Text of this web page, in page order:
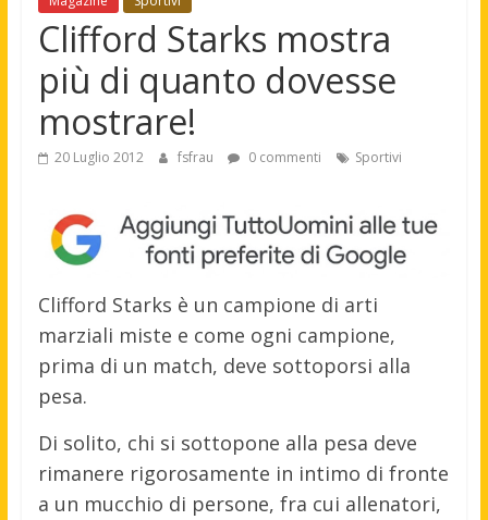
Clifford Starks mostra
più di quanto dovesse
mostrare!
20 Luglio 2012 fsfrau 0 commenti Sportivi
Clifford Starks è un campione di arti
marziali miste e come ogni campione,
prima di un match, deve sottoporsi alla
pesa.
Di solito, chi si sottopone alla pesa deve
rimanere rigorosamente in intimo di fronte
a un mucchio di persone, fra cui allenatori,